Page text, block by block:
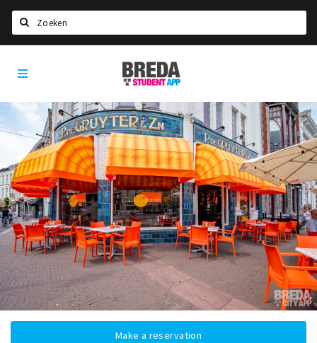
HOME
STUDYING
Welcome in Breda
Student associations
Student council
Student routes
New in town? Check FAQ!
LIVING IN BREDA
Housing
Registering municipality
Breda
Student
Make a reservation